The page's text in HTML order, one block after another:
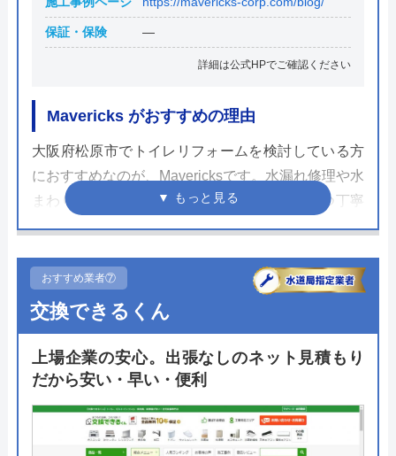
保証・保険 ―
詳細は公式HPでご確認ください
Mavericks がおすすめの理由
大阪府松原市でトイレリフォームを検討している方
におすすめなのが、Mavericksです。水漏れ修理や水
まわりリフォームに特化した会社で、迅速かつ丁寧
なサービスが特徴です。すべての対応を職人が行
さらに、24時間365日の受付体制で、いつでも安心
して相談できます。施工後のアフター保証も充実し
ており、万が一の不具合にも無料で対応。松原市で
信頼できるトイレリフォーム業者を探している方に
公式サイトで
おすすめ業者⑦
交換できるくん
上場企業の安心。出張なしのネット見積もり
だから安い・早い・便利